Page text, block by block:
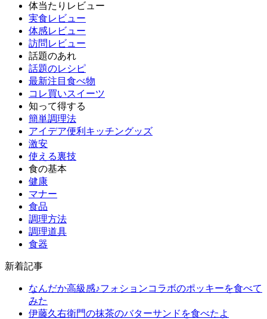
体当たりレビュー
実食レビュー
体感レビュー
訪問レビュー
話題のあれ
話題のレシピ
最新注目食べ物
コレ買いスイーツ
知って得する
簡単調理法
アイデア便利キッチングッズ
激安
使える裏技
食の基本
健康
マナー
食品
調理方法
調理道具
食器
新着記事
なんだか高級感♪フォションコラボのポッキーを食べて
みた
伊藤久右衛門の抹茶のバターサンドを食べたよ